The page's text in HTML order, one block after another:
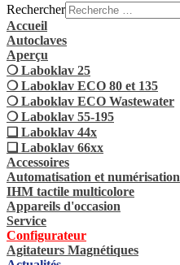
Rechercher
Accueil
Autoclaves
Aperçu
❍ Laboklav 25
❍ Laboklav ECO 80 et 135
❍ Laboklav ECO Wastewater
❍ Laboklav 55-195
❏ Laboklav 44x
❏ Laboklav 66xx
Accessoires
Automatisation et numérisation
IHM tactile multicolore
Appareils d'occasion
Service
Configurateur
Agitateurs Magnétiques